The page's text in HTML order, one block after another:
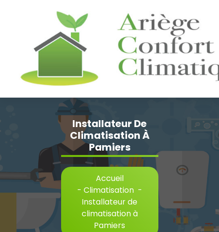
Installateur De
Climatisation À
Pamiers
Accueil
- Climatisation-
Installateur de
climatisation à
Pamiers